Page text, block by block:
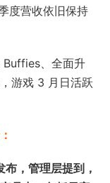
度营收依旧保持
Buffies、全面升
游戏 3 月日活跃
，管理层提到，